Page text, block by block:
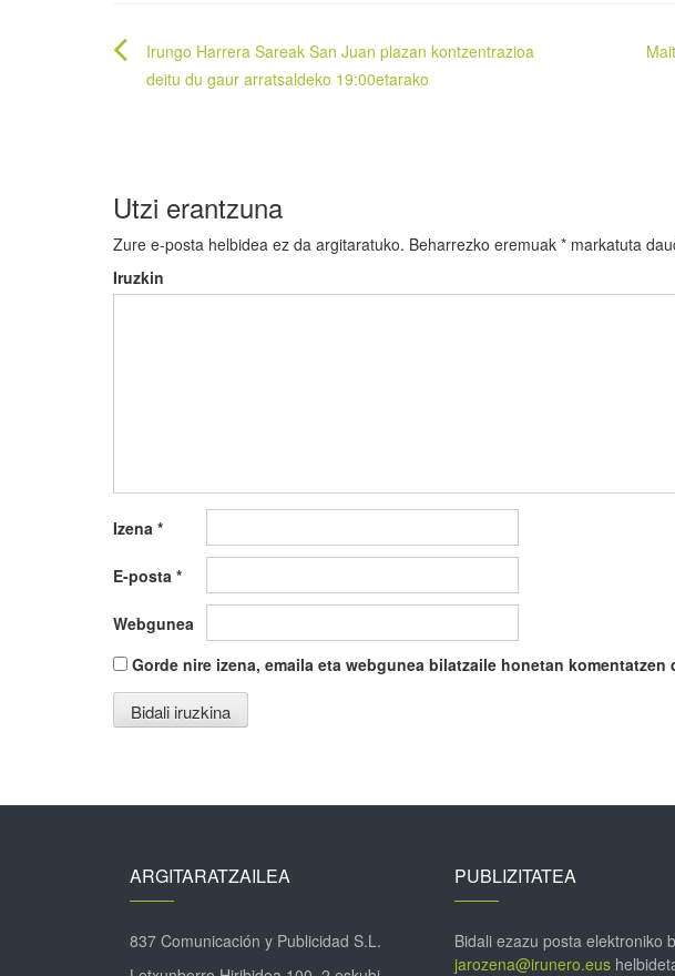
Bidalketetan
zehar
Irungo Harrera Sareak San Juan plazan kontzentrazioa
deitu du gaur arratsaldeko 19:00etarako
Utzi erantzuna
Zure e-posta helbidea ez da argitaratuko. Beharrezko eremuak * markatuta
Iruzkin
Izena *
E-posta *
Webgunea
Gorde nire izena, emaila eta webgunea bilatzaile honetan
ARGITARATZAILEA
837 Comunicación y Publicidad S.L.
PUBLIZITATEA
Bidali ezazu posta elektroniko
jarozena@irunero.eus